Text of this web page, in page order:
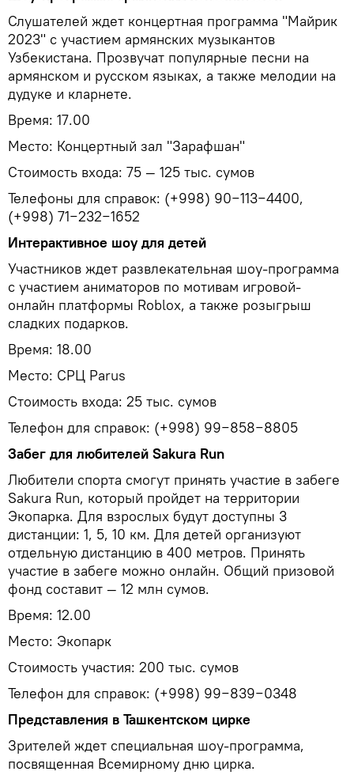
Слушателей ждет концертная программа "Майрик
2023" с участием армянских музыкантов
Узбекистана. Прозвучат популярные песни на
армянском и русском языках, а также мелодии на
дудуке и кларнете.
Время: 17.00
Место: Концертный зал "Зарафшан"
Стоимость входа: 75 — 125 тыс. сумов
Телефоны для справок: (+998) 90−113−4400,
(+998) 71−232−1652
Интерактивное шоу для детей
Участников ждет развлекательная шоу-программа
с участием аниматоров по мотивам игровой-
онлайн платформы Roblox, а также розыгрыш
сладких подарков.
Время: 18.00
Место: CРЦ Parus
Стоимость входа: 25 тыс. сумов
Телефон для справок: (+998) 99−858−8805
Забег для любителей Sakura Run
Любители спорта смогут принять участие в забеге
Sakura Run, который пройдет на территории
Экопарка. Для взрослых будут доступны 3
дистанции: 1, 5, 10 км. Для детей организуют
отдельную дистанцию в 400 метров. Принять
участие в забеге можно онлайн. Общий призовой
фонд составит — 12 млн сумов.
Время: 12.00
Место: Экопарк
Стоимость участия: 200 тыс. сумов
Телефон для справок: (+998) 99−839−0348
Представления в Ташкентском цирке
Зрителей ждет специальная шоу-программа,
посвященная Всемирному дню цирка.